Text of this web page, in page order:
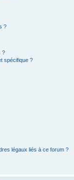
?
?
spécifique ?
légaux liés à ce forum ?